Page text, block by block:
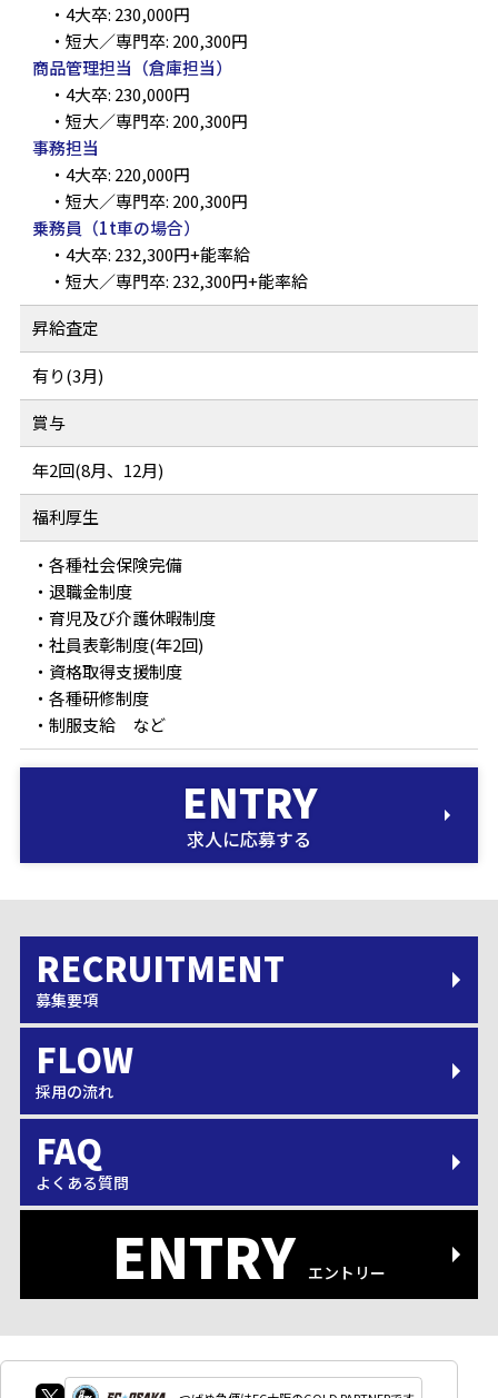
・4大卒: 230,000円
・短大／専門卒: 200,300円
商品管理担当（倉庫担当）
・4大卒: 230,000円
・短大／専門卒: 200,300円
事務担当
・4大卒: 220,000円
・短大／専門卒: 200,300円
乗務員（1t車の場合）
・4大卒: 232,300円+能率給
・短大／専門卒: 232,300円+能率給
昇給査定
有り(3月)
賞与
年2回(8月、12月)
福利厚生
・各種社会保険完備
・退職金制度
・育児及び介護休暇制度
・社員表彰制度(年2回)
・資格取得支援制度
・各種研修制度
・制服支給 など
求人に応募する
募集要項
採用の流れ
よくある質問
エントリー